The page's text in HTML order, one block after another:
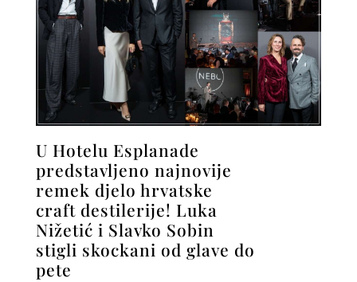
U Hotelu Esplanade
predstavljeno najnovije
remek djelo hrvatske
craft destilerije! Luka
Nižetić i Slavko Sobin
stigli skockani od glave do
pete